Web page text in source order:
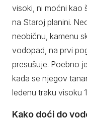
visoki, ni moćni kao
na Staroj planini.
neobičnu, kamenu
vodopad, na prvi
presušuje. Poebno
kada se njegov
ledenu traku visoku
Kako doći do